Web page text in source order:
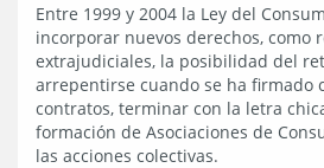
Entre 1999 y 2004 la Ley del
incorporar nuevos derechos, como
extrajudiciales, la posibilidad del
arrepentirse cuando se ha firmado
contratos, terminar con la letra
formación de Asociaciones de
las acciones colectivas.